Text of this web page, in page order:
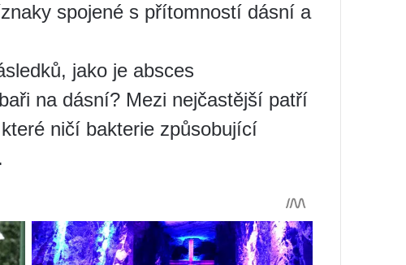
spojené s přítomností dásní a
jako je absces
na dásní? Mezi nejčastější patří
ničí bakterie způsobující